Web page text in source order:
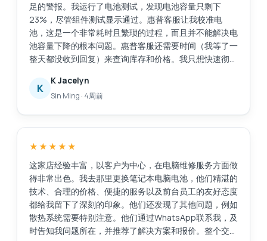
足的警报。我运行了电池测试，发现电池容量只剩下
23%，尽管组件测试显示通过。惠普客服让我校准电
池，这是一个非常耗时且繁琐的过程，而且并不能解决电
池容量下降的根本问题。惠普客服还需要时间（我等了一
整天都没收到回复）来查询库存和价格。我只想快速彻底
到了Esmond服务中心，评价很好。他们响应迅速，而且
提供了有用的建议。他们在2小时内将电池送到了
题时，他们也提供了售后服务。不像有些商家，买完东西
就置之不理。服务很棒，以后如果需要维修笔记本电脑，
我还会选择他们。
K
K Jacelyn
Sin Ming · 4周前
★★★★★
这家店经验丰富，以客户为中心，在电脑维修服务方面做
得非常出色。我去那里更换笔记本电脑电池，他们精湛的
技术、合理的价格、便捷的服务以及前台员工的友好态度
都给我留下了深刻的印象。他们还发现了其他问题，例如
散热系统需要特别注意。他们通过WhatsApp联系我，及
时告知我问题所在，并推荐了解决方案和报价。整个交易